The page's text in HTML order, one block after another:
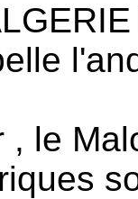
, le